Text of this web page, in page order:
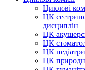
Циклові
ЦК
дисциплін
ЦК
ЦК
ЦК
ЦК